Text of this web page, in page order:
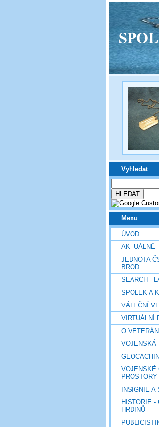
Vyhledat
Menu
ÚVOD
AKTUÁLNĚ
JEDNOTA
BROD
SEARCH -
SPOLEK A
VÁLEČNÍ
VIRTUÁLNÍ
O
VOJENSKÁ
VOJENSKÉ
PROSTORY
INSIGNIE A
HISTORIE -
HRDINŮ